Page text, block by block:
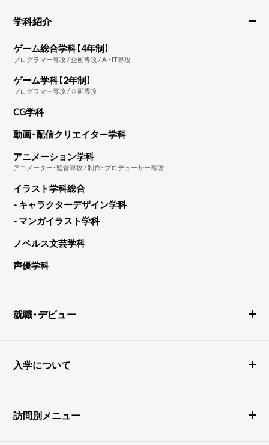
学科紹介
ゲーム総合学科【4年制】
プログラマー専攻 / 企画専攻 / AI・IT専攻
ゲーム学科【2年制】
プログラマー専攻 / 企画専攻
CG学科
動画・配信クリエイター学科
アニメーション学科
アニメーター・監督専攻 / 制作・プロデューサー専攻
イラスト学科総合
- キャラクターデザイン学科
- マンガイラスト学科
ノベルス文芸学科
声優学科
就職・デビュー
入学について
訪問別メニュー